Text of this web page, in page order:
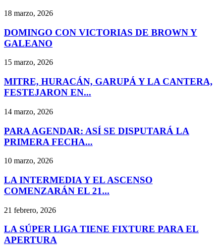
18 marzo, 2026
DOMINGO CON VICTORIAS DE BROWN Y
GALEANO
15 marzo, 2026
MITRE, HURACÁN, GARUPÁ Y LA CANTERA,
FESTEJARON EN...
14 marzo, 2026
PARA AGENDAR: ASÍ SE DISPUTARÁ LA
PRIMERA FECHA...
10 marzo, 2026
LA INTERMEDIA Y EL ASCENSO
COMENZARÁN EL 21...
21 febrero, 2026
LA SÚPER LIGA TIENE FIXTURE PARA EL
APERTURA